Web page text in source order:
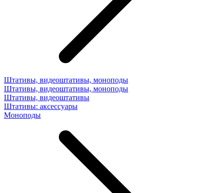
Штативы, видеоштативы, моноподы
Штативы, видеоштативы, моноподы
Штативы, видеоштативы
Штативы: аксессуары
Моноподы